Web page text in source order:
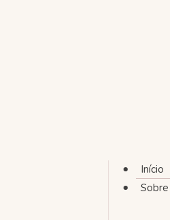
Início